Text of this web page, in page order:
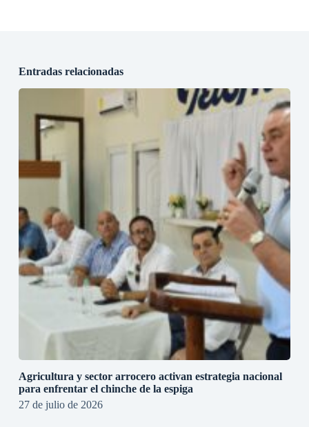
Entradas relacionadas
Agricultura y sector arrocero activan estrategia nacional
para enfrentar el chinche de la espiga
27 de julio de 2026